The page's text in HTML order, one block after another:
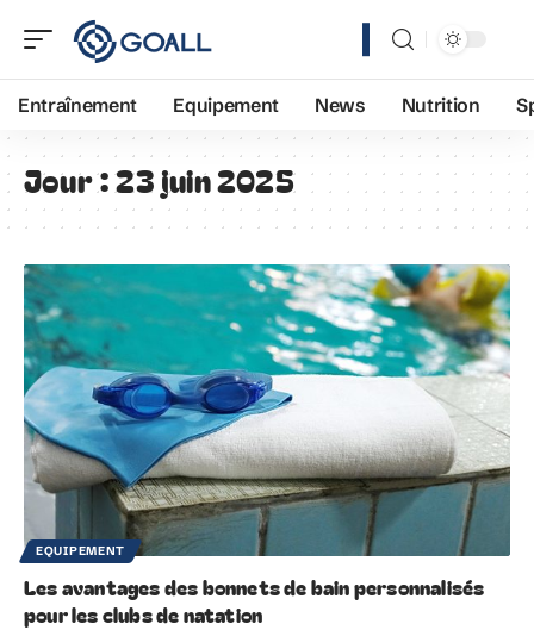
Entraînement Equipement News Nutrition
Jour :23 juin 2025
EQUIPEMENT
Les avantages des bonnets de bain personnalisés
pour les clubs de natation